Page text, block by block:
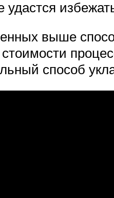
удастся
выше
способ